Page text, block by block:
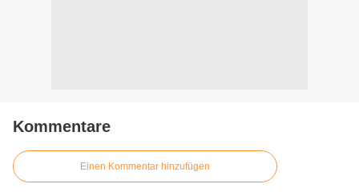
Kommentare
Einen Kommentar hinzufügen